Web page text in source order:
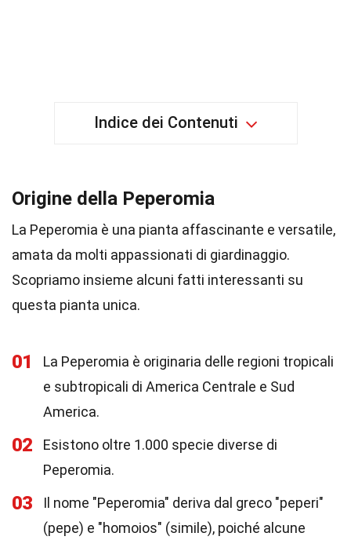
Indice dei Contenuti
Origine della Peperomia
La Peperomia è una pianta affascinante e versatile,
amata da molti appassionati di giardinaggio.
Scopriamo insieme alcuni fatti interessanti su
questa pianta unica.
01
La Peperomia è originaria delle regioni tropicali
e subtropicali di America Centrale e Sud
America.
02
Esistono oltre 1.000 specie diverse di
Peperomia.
03
Il nome "Peperomia" deriva dal greco "peperi"
(pepe) e "homoios" (simile), poiché alcune